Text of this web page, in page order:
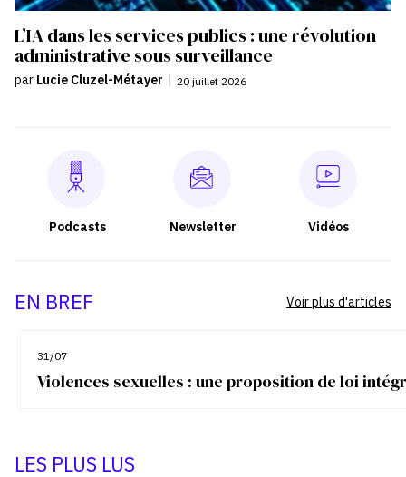
L’IA dans les services publics : une révolution
administrative sous surveillance
par Lucie Cluzel-Métayer 20 juillet 2026
Podcasts Newsletter Vidéos
EN BREF
31/07
Violences sexuelles : une proposition de loi
Voir plus d'articles
LES PLUS LUS